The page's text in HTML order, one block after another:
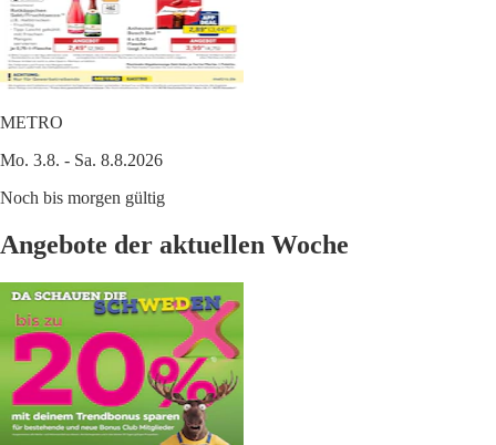
METRO
Mo. 3.8. - Sa. 8.8.2026
Noch bis morgen gültig
Angebote der aktuellen Woche